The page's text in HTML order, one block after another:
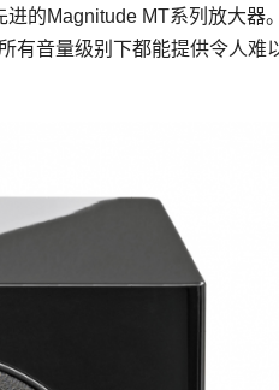
的Magnitude MT系列放大器
有音量级别下都能提供令人难